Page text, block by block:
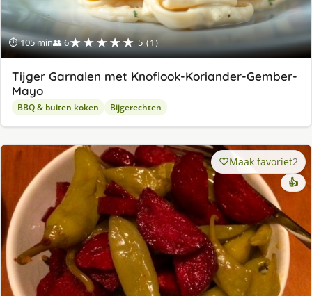
⏱ 105 min👥 6★★★★★ 5 (1)
Tijger Garnalen met Knoflook-Koriander-Gember-
Mayo
BBQ & buiten koken Bijgerechten
Maak favoriet2
👍